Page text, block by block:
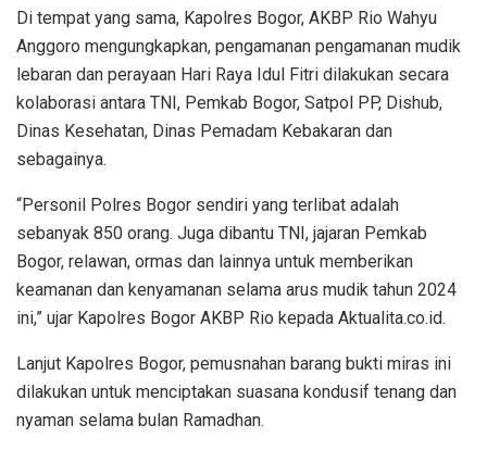
Di tempat yang sama, Kapolres Bogor, AKBP Rio Wahyu
Anggoro mengungkapkan, pengamanan pengamanan mudik
lebaran dan perayaan Hari Raya Idul Fitri dilakukan secara
kolaborasi antara TNI, Pemkab Bogor, Satpol PP, Dishub,
Dinas Kesehatan, Dinas Pemadam Kebakaran dan
sebagainya.
“Personil Polres Bogor sendiri yang terlibat adalah
sebanyak 850 orang. Juga dibantu TNI, jajaran Pemkab
Bogor, relawan, ormas dan lainnya untuk memberikan
keamanan dan kenyamanan selama arus mudik tahun 2024
ini,” ujar Kapolres Bogor AKBP Rio kepada Aktualita.co.id.
Lanjut Kapolres Bogor, pemusnahan barang bukti miras ini
dilakukan untuk menciptakan suasana kondusif tenang dan
nyaman selama bulan Ramadhan.